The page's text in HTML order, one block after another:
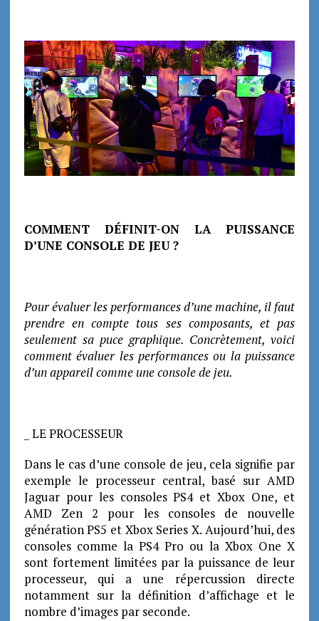
COMMENT DÉFINIT-ON LA PUISSANCE
D’UNE CONSOLE DE JEU ?
Pour évaluer les performances d’une machine, il faut
prendre en compte tous ses composants, et pas
seulement sa puce graphique. Concrètement, voici
comment évaluer les performances ou la puissance
d’un appareil comme une console de jeu.
_ LE PROCESSEUR
Dans le cas d’une console de jeu, cela signifie par
exemple le processeur central, basé sur AMD
Jaguar pour les consoles PS4 et Xbox One, et
AMD Zen 2 pour les consoles de nouvelle
génération PS5 et Xbox Series X. Aujourd’hui, des
consoles comme la PS4 Pro ou la Xbox One X
sont fortement limitées par la puissance de leur
processeur, qui a une répercussion directe
notamment sur la définition d’affichage et le
nombre d’images par seconde.